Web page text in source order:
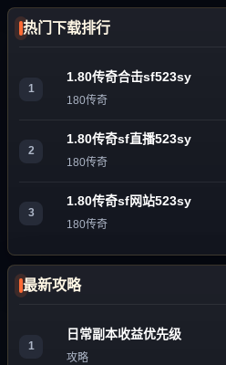
热门下载排行
1
1.80传奇合击sf523sy
180传奇
2
1.80传奇sf直播523sy
180传奇
3
1.80传奇sf网站523sy
180传奇
最新攻略
1
日常副本收益优先级
攻略